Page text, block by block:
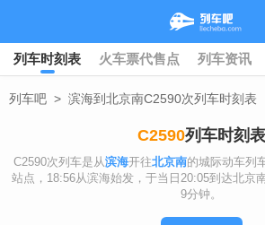
列车时刻表 火车票代售点 列车资讯
列车吧 > 滨海到北京南C2590次列车时刻表
C2590列车时刻表
C2590次列车是从滨海开往北京南的城际动车列
站点，18:56从滨海始发，于当日20:05到达北京
9分钟。